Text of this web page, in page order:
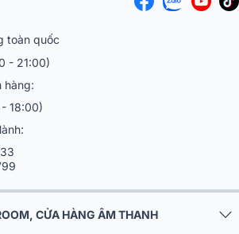
toàn quốc
- 21:00)
hàng:
18:00)
CỬA HÀNG ÂM THANH